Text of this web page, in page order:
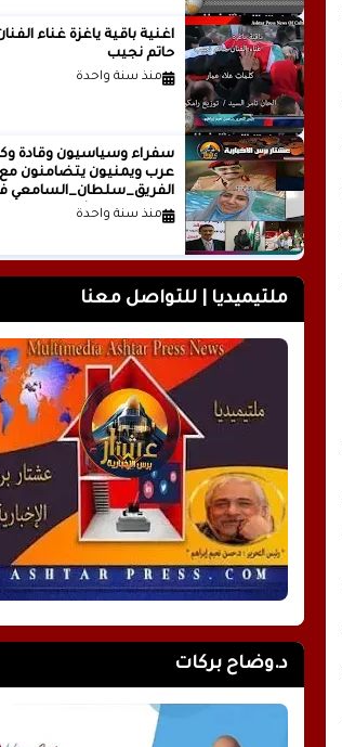
اغنية باقية ياغزة غناء
حاتم نجيب
منذ سنة واحدة
سفراء وسياسيون وقادة
عرب ويمنيون يتضامنون مع
الفريق_سلطان_السامعي
وجه حملة التشويه.. تقرير
منذ سنة واحدة
ملتيميديا | للتواصل معنا
د.وضاح بركات